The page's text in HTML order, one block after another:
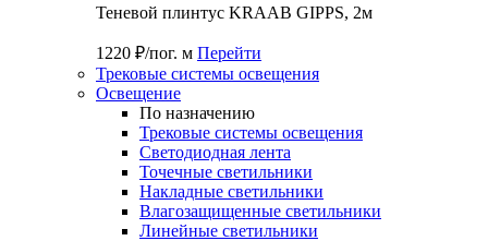
Теневой плинтус KRAAB GIPPS, 2м
1220 ₽/пог. м Перейти
Трековые системы освещения
Освещение
По назначению
Трековые системы освещения
Светодиодная лента
Точечные светильники
Накладные светильники
Влагозащищенные светильники
Линейные светильники